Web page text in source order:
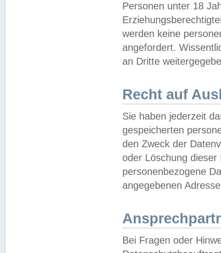
Personen unter 18
werden keine
angefordert.
an Dritte
Recht auf
Sie haben jederzeit
gespeicherten
den Zweck der
oder Löschung
personenbezogene
angegebenen
Bei Fragen oder